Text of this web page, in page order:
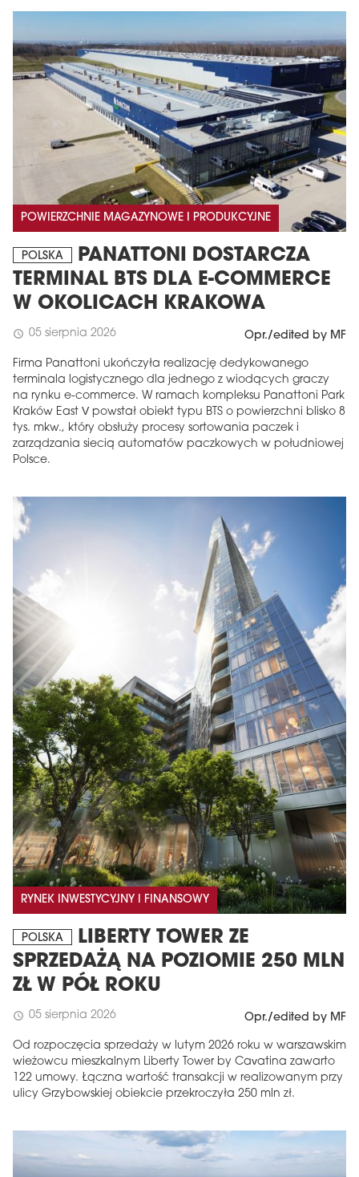
POWIERZCHNIE MAGAZYNOWE I PRODUKCYJNE
POLSKA
PANATTONI DOSTARCZA
TERMINAL BTS DLA E-COMMERCE
W OKOLICACH KRAKOWA
schedule 05 sierpnia 2026 Opr./edited by MF
Firma Panattoni ukończyła realizację dedykowanego
terminala logistycznego dla jednego z wiodących graczy
na rynku e-commerce. W ramach kompleksu Panattoni Park
Kraków East V powstał obiekt typu BTS o powierzchni blisko 8
tys. mkw., który obsłuży procesy sortowania paczek i
zarządzania siecią automatów paczkowych w południowej
Polsce.
RYNEK INWESTYCYJNY I FINANSOWY
POLSKA
LIBERTY TOWER ZE
SPRZEDAŻĄ NA POZIOMIE 250 MLN
ZŁ W PÓŁ ROKU
schedule 05 sierpnia 2026 Opr./edited by MF
Od rozpoczęcia sprzedaży w lutym 2026 roku w warszawskim
wieżowcu mieszkalnym Liberty Tower by Cavatina zawarto
122 umowy. Łączna wartość transakcji w realizowanym przy
ulicy Grzybowskiej obiekcie przekroczyła 250 mln zł.